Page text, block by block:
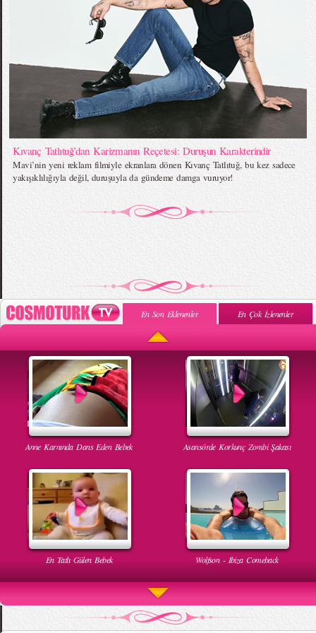
Kıvanç Tatlıtuğ’dan Karizmanın Reçetesi: Duruşun Karakterindir
Mavi’nin yeni reklam filmiyle ekranlara dönen Kıvanç Tatlıtuğ, bu kez sadece
yakışıklılığıyla değil, duruşuyla da gündeme damga vuruyor!
En Son Eklenenler En Çok İzlenenler
Anne Karnında Dans Eden Bebek Asansörde Korkunç Zombi Şakası
En Tatlı Gülen Bebek Wolfson - Ibiza Comeback